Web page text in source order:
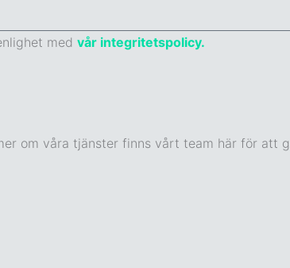
med vår integritetspolicy.
om våra tjänster finns vårt team här för att